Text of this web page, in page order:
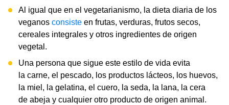
Al igual que en el vegetarianismo, la dieta diaria de los
veganos consiste en frutas, verduras, frutos secos,
cereales integrales y otros ingredientes de origen
vegetal.
Una persona que sigue este estilo de vida evita
la carne, el pescado, los productos lácteos, los huevos,
la miel, la gelatina, el cuero, la seda, la lana, la cera
de abeja y cualquier otro producto de origen animal.